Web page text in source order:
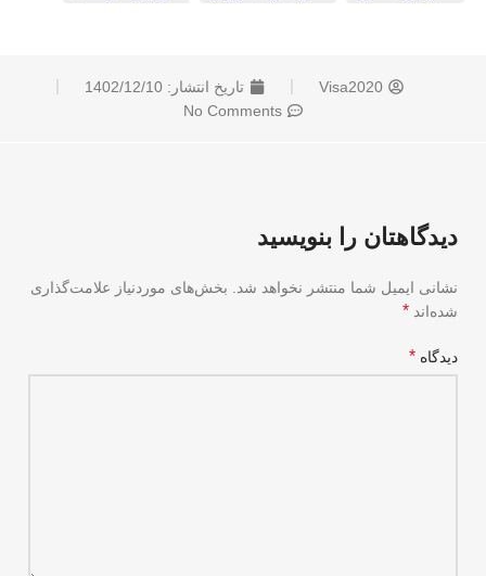
Visa2020 تاریخ انتشار: 1402/12/10
No Comments
دیدگاهتان را بنویسید
نشانی ایمیل شما منتشر نخواهد شد.
بخش‌های موردنیاز علامت‌گذاری
شده‌اند *
دیدگاه *